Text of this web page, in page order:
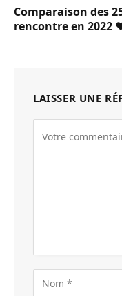
Comparaison des
rencontre en 2022
LAISSER UNE